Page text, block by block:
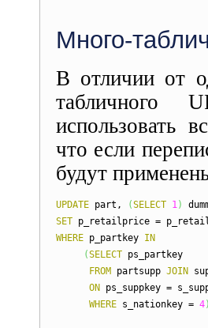
Много-
В отличии от
табличного
использовать
что если
будут
UPDATEpart, (SELECT 1)
SETp_retailprice =
WHEREp_partkey IN
(SELECTps_partkey
FROMpartsupp JOIN
ONps_suppkey =
WHEREs_nationkey = 4)